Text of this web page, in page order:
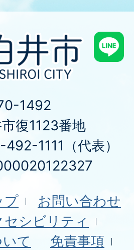
1492
復1123番地
1111（代表）
プ
お問い合わせ
シビリティ
て
免責事項